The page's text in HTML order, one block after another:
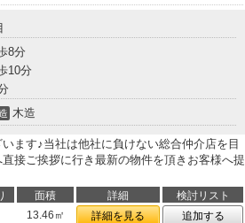
8分
10分
木造
ます♪当社は他社に負けない総合仲介店を目
接ご挨拶に行き最新の物件を頂きお客様へ提
面積 詳細
検討リスト
13.46㎡ 詳細を見る 追加する